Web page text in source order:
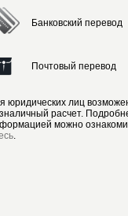
Банковский перевод
Почтовый перевод
юридических лиц
расчет.
можно
.